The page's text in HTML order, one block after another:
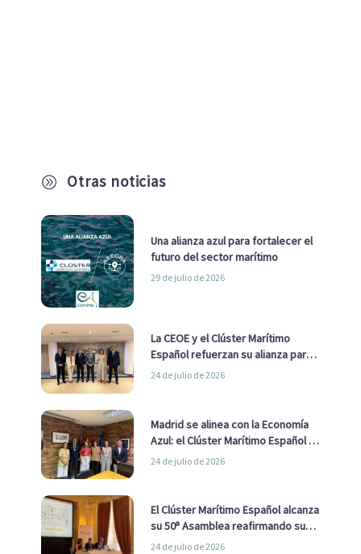
A Otras noticias
Una alianza azul para fortalecer el
futuro del sector marítimo
29 de julio de 2026
La CEOE y el Clúster Marítimo
Español refuerzan su alianza para
impulsar una estrategia Nacional
24 de julio de 2026
Madrid se alinea con la Economía
Azul: el Clúster Marítimo Español y
la Real Liga Naval avanzan alianzas
24 de julio de 2026
El Clúster Marítimo Español alcanza
su 50ª Asamblea reafirmando su
liderazgo en la Economía Azul
24 de julio de 2026